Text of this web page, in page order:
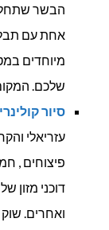
הבשר
אחת עם
מיוחדים
שלכם.
סיור
עזריאלי
פיצוחים ,
דוכני מזון
ואחרים.